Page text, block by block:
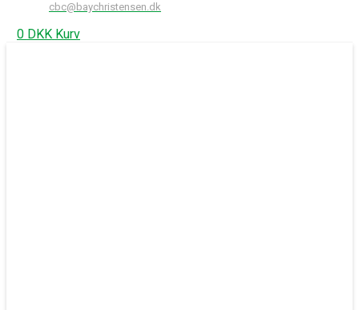
cbc@baychristensen.dk
0 DKK Kurv